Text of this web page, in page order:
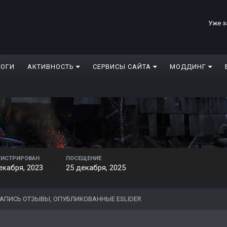
Уже
АКТИВНОСТЬ СЕРВИСЫ САЙТА МОДДИНГ
2023
ПОСЕЩЕНИЕ
25 декабря, 2025
ОТЗЫВЫ, ОПУБЛИКОВАННЫЕ ESLIDER